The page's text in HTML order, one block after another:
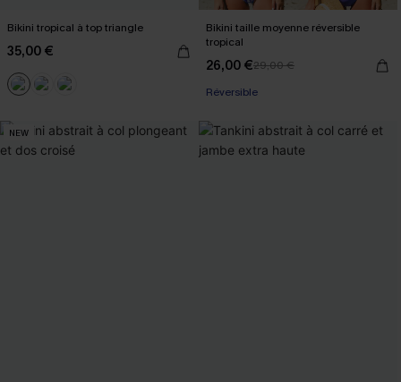
Bikini tropical à top triangle
35,00 €
Bikini taille moyenne réversible
tropical
26,00 €29,00 €
Réversible
NEW